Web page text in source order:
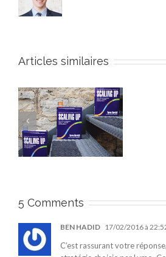
Articles similaires
Le livre qui aide à
passer de Start-up à
Scale-up (1ère partie)
5 Comments
BEN HADID 17/02/2016 à
C’est rassurant votre